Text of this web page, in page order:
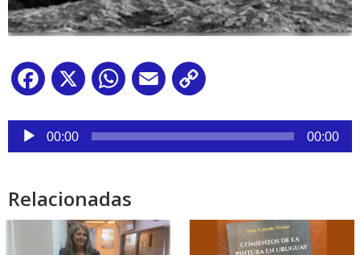
Facebook
X WhatsApp
Email
Reproductor
audio
00:00 00:00
Relacionadas